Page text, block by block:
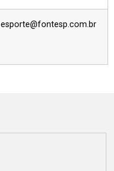
esporte@fontesp.com.br